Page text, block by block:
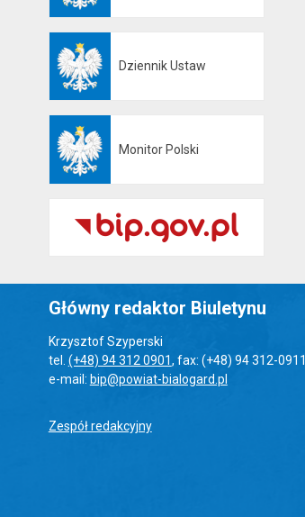
Dziennik Ustaw
Monitor Polski
Główny redaktor Biuletynu
Krzysztof Szyperski
tel. (+48) 94 312 0901, fax: (+48) 94 312-0911
e-mail: bip@powiat-bialogard.pl
Zespół redakcyjny